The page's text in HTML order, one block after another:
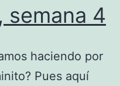
semana 4
haciendo por
Pues aquí